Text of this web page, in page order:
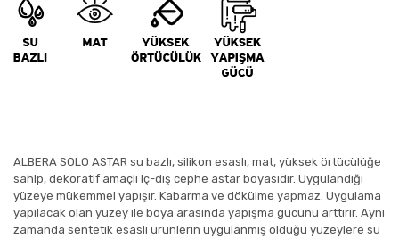
ALBERA SOLO ASTAR su bazlı, silikon esaslı, mat, yüksek örtücülüğe
sahip, dekoratif amaçlı iç-dış cephe astar boyasıdır. Uygulandığı
yüzeye mükemmel yapışır. Kabarma ve dökülme yapmaz. Uygulama
yapılacak olan yüzey ile boya arasında yapışma gücünü arttırır. Aynı
zamanda sentetik esaslı ürünlerin uygulanmış olduğu yüzeylere su